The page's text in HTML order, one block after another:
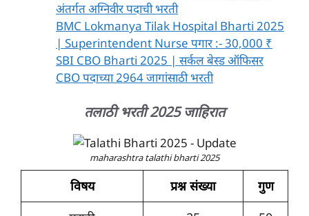
अंतर्गत अग्निवीर पदाची भरती
BMC Lokmanya Tilak Hospital Bharti 2025
| Superintendent Nurse पगार :- 30,000 ₹
SBI CBO Bharti 2025 | सर्कल बेस्ड ऑफिसर
CBO पदाच्या 2964 जागांसाठी भरती
तलाठी भरती 2025 जाहिरात
maharashtra talathi bharti 2025
विषय प्रश्न संख्या
गुण